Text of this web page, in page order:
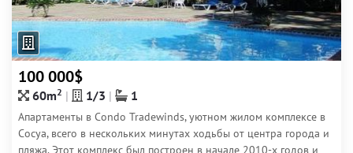
100 000$
60m2 1/3 1
Апартаменты в Condo Tradewinds, уютном жилом комплексе в
Сосуа, всего в нескольких минутах ходьбы от центра города и
пляжа. Этот комплекс был построен в начале 2010-х годов и